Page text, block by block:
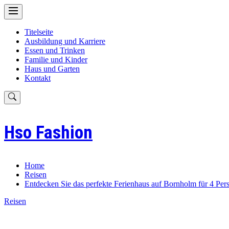
Skip
to
Titelseite
Ausbildung und Karriere
Essen und Trinken
Familie und Kinder
Haus und Garten
Kontakt
Hso Fashion
Home
Reisen
Entdecken Sie das perfekte Ferienhaus auf Bornholm für 4
Reisen